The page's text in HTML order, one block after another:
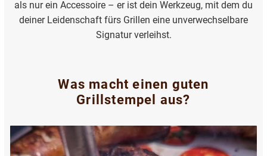
als nur ein Accessoire – er ist dein Werkzeug, mit dem du
deiner Leidenschaft fürs Grillen eine unverwechselbare
Signatur verleihst.
Was macht einen guten
Grillstempel aus?